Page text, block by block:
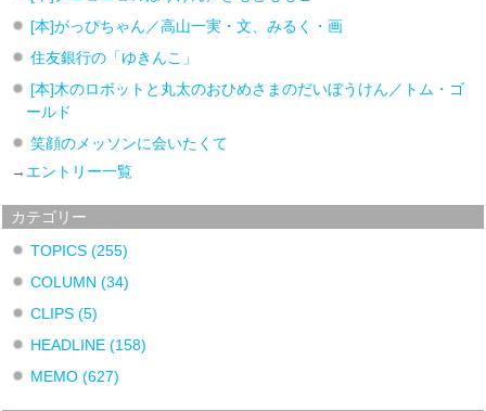
[本]がっぴちゃん／高山一実・文、みるく・画
住友銀行の「ゆきんこ」
[本]木のロボットと丸太のおひめさまのだいぼうけん／トム・ゴ
ールド
笑顔のメッソンに会いたくて
→ エントリー一覧
カテゴリー
TOPICS (255)
COLUMN (34)
CLIPS (5)
HEADLINE (158)
MEMO (627)